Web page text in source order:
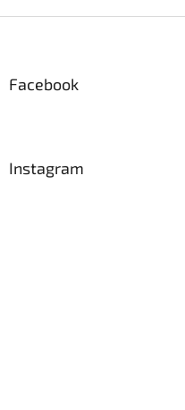
Facebook
Instagram